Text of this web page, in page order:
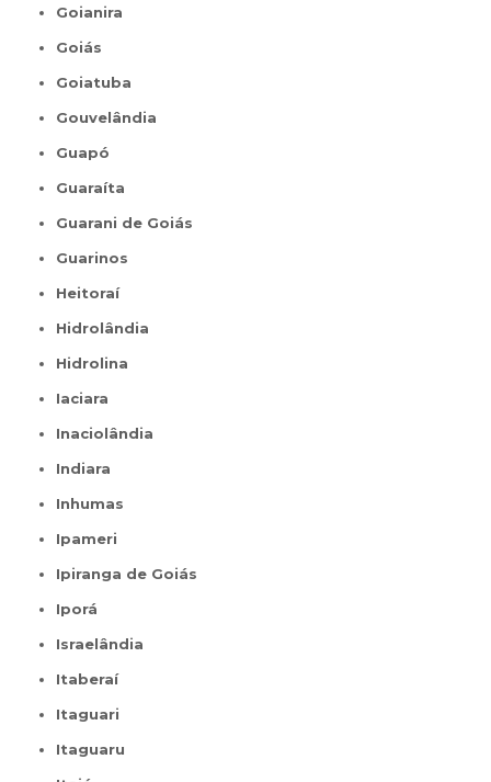
Goianira
Goiás
Goiatuba
Gouvelândia
Guapó
Guaraíta
Guarani de Goiás
Guarinos
Heitoraí
Hidrolândia
Hidrolina
Iaciara
Inaciolândia
Indiara
Inhumas
Ipameri
Ipiranga de Goiás
Iporá
Israelândia
Itaberaí
Itaguari
Itaguaru